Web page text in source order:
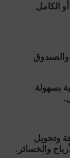
الكامل
بسهولة
وتحويل
والخسائر.